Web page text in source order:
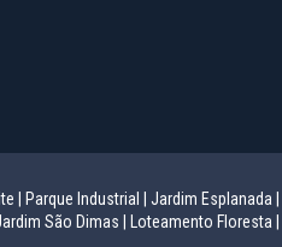
| Parque Industrial | Jardim Esplanada |
São Dimas | Loteamento Floresta |